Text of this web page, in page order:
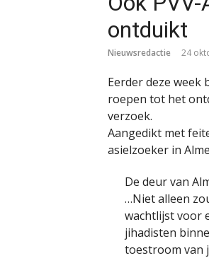
ontduikt
Nieuwsredactie 24
Eerder deze week
roepen tot het
verzoek.
Aangedikt met
asielzoeker in
De deur van
…Niet alleen
wachtlijst voor
jihadisten
toestroom van